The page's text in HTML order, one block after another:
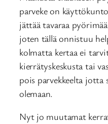
parveke on
jättää tavaraa
joten tällä onnistuu
kolmatta kertaa ei
kierrätyskeskusta tai
pois parvekkeelta jotta
olemaan.
Nyt jo muutamat